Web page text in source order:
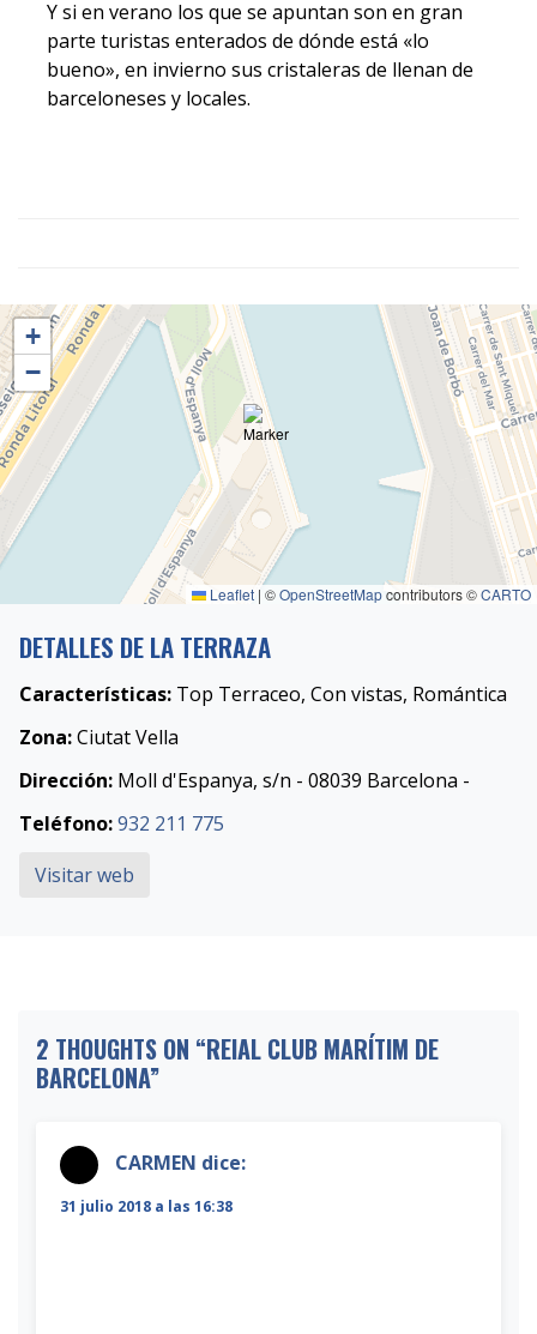
Y si en verano los que se apuntan son en gran
parte turistas enterados de dónde está «lo
bueno», en invierno sus cristaleras de llenan de
barceloneses y locales.
+
−
Leaflet | ©OpenStreetMapcontributors ©CARTO
DETALLES DE LA TERRAZA
Características: Top Terraceo, Con vistas, Romántica
Zona:Ciutat Vella
Dirección: Moll d'Espanya, s/n - 08039 Barcelona -
Teléfono:932 211 775
Visitar web
2 THOUGHTS ON “REIAL CLUB MARÍTIM DE
BARCELONA”
CARMEN dice:
31 julio 2018 a las 16:38